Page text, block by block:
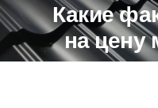
Какие
на цену